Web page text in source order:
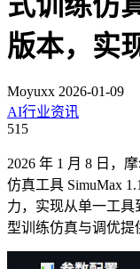
版本，实
Moyuxx 2026-01-09
AI行业资讯
515
2026 年 1 月 8 日，
仿真工具 SimuMax
力，实现从单一工
型训练仿真与调优提